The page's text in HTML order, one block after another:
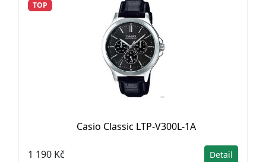
TOP
Casio Classic LTP-V300L-1A
1 190 Kč Detail